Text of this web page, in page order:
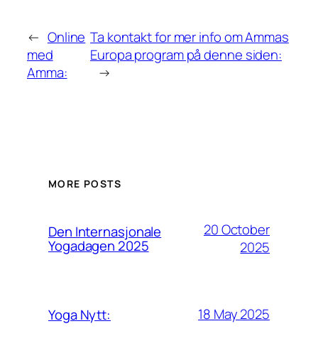
← Online
med
Amma:
Ta kontakt for mer info om Ammas
Europa program på denne siden:
→
MORE POSTS
Den Internasjonale
Yogadagen 2025
20 October
2025
Yoga Nytt: 18 May 2025